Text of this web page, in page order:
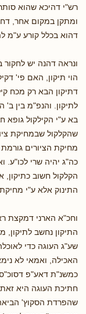
רש"י דהיכא שהוא
ומתקן במקום אחר,
דהוא בכלל קורע ע"מ
ונראה דהנה יש
הוי תיקון, האם פי'
דתיקון הבא רק מכח
לתיקון. והנפ"מ בין
בא ע"י הקילקול גופא
שהקלקול שבמחיקת
מחיקת הציורים
כה"ג יהיה שרי
הקלקול חשוב
התינוק אלא ע"י מחיקת
וחכ"א הארני דמקצת
התיקון נחשב לתיקון,
שע"ג העוגה כדי
האכילה, ואמאי לא
כמשנ"ת דאע"פ דסוכ"ס
חתיכת העוגה היא זאת
שהפרדת הסקוץ' הביאה